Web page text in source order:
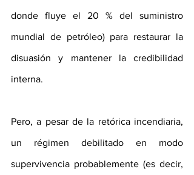
donde fluye el 20 % del suministro
mundial de petróleo) para restaurar la
disuasión y mantener la credibilidad
interna.
Pero, a pesar de la retórica incendiaria,
un régimen debilitado en modo
supervivencia probablemente (es decir,